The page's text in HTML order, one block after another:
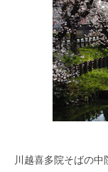
川越喜多院そばの中